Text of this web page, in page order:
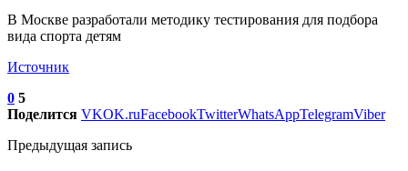
В Москве разработали методику тестирования для подбора
вида спорта детям
Источник
0 5
Поделится VKOK.ruFacebookTwitterWhatsAppTelegramViber
Предыдущая запись